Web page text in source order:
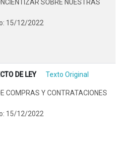
SOBRE NUESTRAS
15/12/2022
DE LEY Texto Original
COMPRAS Y CONTRATACIONES
15/12/2022